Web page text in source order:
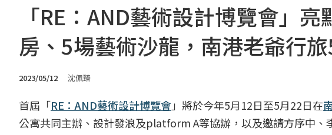
「RE：AND藝術設計博覽會」
房、5場藝術沙龍，南港老爺行
2023/05/12 沈佩臻
首屆「RE：AND藝術設計博覽會」將於今年5月12日至5月22日在
公寓共同主辦、設計發浪及platform A等協辦，以及邀請方序中